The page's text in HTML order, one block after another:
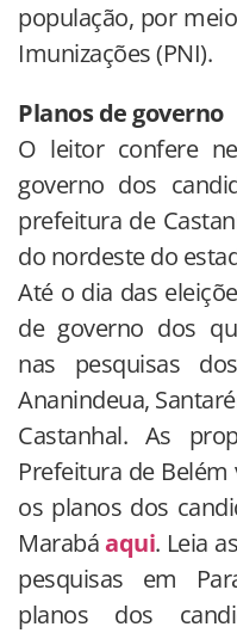
população, por
Imunizações (PNI).
Planos de governo
O leitor confere
governo dos
prefeitura de
do nordeste do
Até o dia das
de governo dos
nas pesquisas
Ananindeua,
Castanhal. As
Prefeitura de
os planos dos
Marabáaqui. Leia
pesquisas em
planos dos